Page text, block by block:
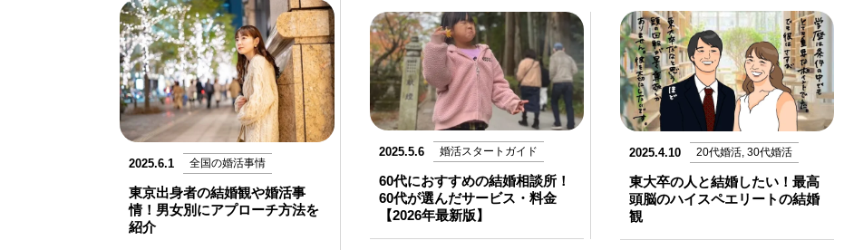
2025.6.1 全国の婚活事情
東京出身者の結婚観や婚活事
情！男女別にアプローチ方法を
紹介
2025.5.6 婚活スタートガイド
60代におすすめの結婚相談所！
60代が選んだサービス・料金
【2026年最新版】
2025.4.10 20代婚活, 30代婚活
東大卒の人と結婚したい！最高
頭脳のハイスペエリートの結婚
観